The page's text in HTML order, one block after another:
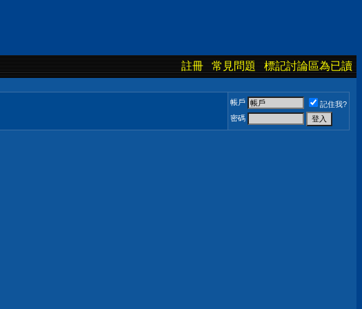
註冊 常見問題 標記討論區為已讀
帳戶
記住我?
密碼